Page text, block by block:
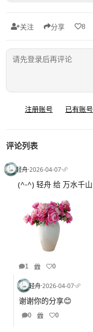
关注 分享 8
注册账号 已有账
评论列表
轻舟·2026-04-07·
(^-^) 轻舟 给 万水千山
1 0
轻舟·2026-04-07·
谢谢你的分享😊
0 0